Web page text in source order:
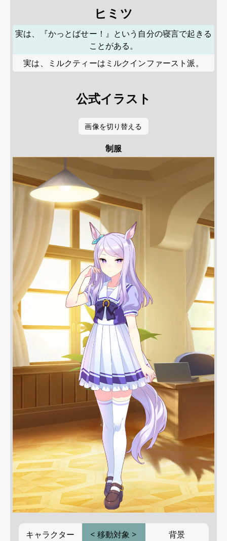
ヒミツ
実は、『かっとばせー！』という自分の寝言で起きる
ことがある。
実は、ミルクティーはミルクインファースト派。
公式イラスト
画像を切り替える
制服
キャラクター < 移動対象 > 背景